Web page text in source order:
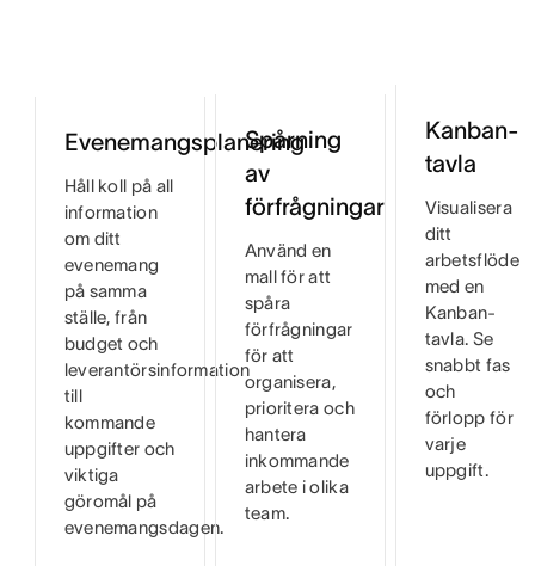
Evenemangsplanering
Håll koll på all
information
om ditt
evenemang
på samma
ställe, från
budget och
leverantörsinformation
till
kommande
uppgifter och
viktiga
göromål på
evenemangsdagen.
Spårning
av
förfrågningar
Använd en
mall för att
spåra
förfrågningar
för att
organisera,
prioritera och
hantera
inkommande
arbete i olika
team.
Kanban-
tavla
Visualisera
ditt
arbetsflöde
med en
Kanban-
tavla. Se
snabbt fas
och
förlopp för
varje
uppgift.